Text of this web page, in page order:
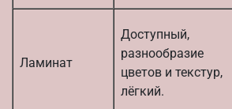
Ламинат
Доступный,
разнообразие
цветов и текстур,
лёгкий.